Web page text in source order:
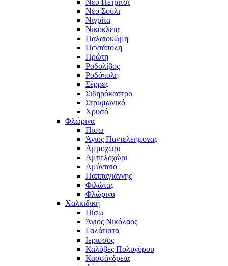
Νέο Σούλι
Νιγρίτα
Νικόκλεια
Παλαιοκώμη
Πεντάπολη
Πρώτη
Ροδολίβος
Ροδόπολη
Σέρρες
Σιδηρόκαστρο
Στρυμωνικό
Χρυσό
Φλώρινα
Πίσω
Άγιος Παντελεήμονας
Αμμοχώρι
Αμπελοχώρι
Αμύνταιο
Παππαγιάννης
Φιλώτας
Φλώρινα
Χαλκιδική
Πίσω
Άγιος Νικόλαος
Γαλάτιστα
Ιερισσός
Καλύβες Πολυγύρου
Κασσάνδρεια